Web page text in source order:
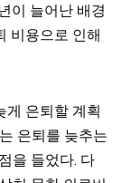
이 늘어난 배경
비용으로 인해
게 은퇴할 계획
은퇴를 늦추는
을 들었다. 다